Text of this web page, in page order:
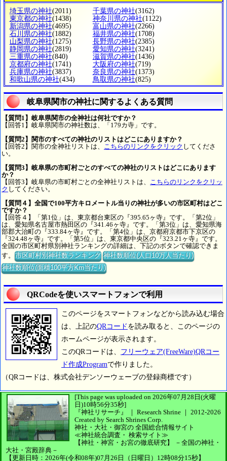
埼玉県の神社(2011) 千葉県の神社(3162)
東京都の神社(1438) 神奈川県の神社(1122)
新潟県の神社(4695) 富山県の神社(2266)
石川県の神社(1882) 福井県の神社(1708)
山梨県の神社(1275) 長野県の神社(2385)
静岡県の神社(2819) 愛知県の神社(3241)
三重県の神社(840) 滋賀県の神社(1436)
京都府の神社(1741) 大阪府の神社(719)
兵庫県の神社(3837) 奈良県の神社(1373)
和歌山県の神社(434) 鳥取県の神社(825)
岐阜県関市の神社に関するよくある質問
【質問1】岐阜県関市の全神社は何社ですか？
【回答1】岐阜県関市の神社数は、「179カ寺」です。
【質問2】関市のすべての神社のリストはどこにありますか？
【回答2】関市の全神社リストは、 こちらのリンクをクリック してくださ
い。
【質問3】岐阜県の市町村ごとのすべての神社のリストはどこにあります
か？
【回答3】岐阜県の市町村ごとの全神社リストは、 こちらのリンクをクリッ
ク してください。
【質問４】全国で100平方キロメートル当りの神社が多いの市区町村はどこ
ですか？
【回答４】「第1位」は、東京都台東区の『395.65ヶ寺』です。「第2位」
は、愛知県名古屋市熱田区の『341.46ヶ寺』です。「第3位」は、愛知県海
部郡大治町の『333.84ヶ寺』です。「第4位」は、京都府京都市下京区の
『324.48ヶ寺』です。「第5位」は、東京都中央区の『323.21ヶ寺』です。
全国の市区町村県別神社ランキングの詳細は、下記のボタンで確認できま
す。市区町村別神社数ランキング 神社数順位(人口10万人当たり)
神社数順位(面積100平方Km当たり)
QRCodeを使いスマートフォンで利用
このページをスマートフォンなどから読み込む場合
は、上記のQRコード を読み取ると、このページの
ホームページが表示されます。
このQRコードは、 フリーウェア(FreeWare)QRコー
ド作成Programで作りました。
（QRコードは、株式会社デンソーウェーブの登録商標です）
[This page was uploaded on 2026年07月28日(火曜
日)10時56分35秒]
『神社リサーチ』 ｜ Research Shrine ｜ 2012-2026
Created by Search Shrines Corp.
神社・大社・御宮の 全国総合情報サイト
≪神社統合調査・ 検索サイト≫
【神社・神宮・お宮の徹底研究】
－全国の神社・
大社・宮殿辞典－
【更新日時：2026年(令和08年)07月26日（日曜日）12時08分15秒】